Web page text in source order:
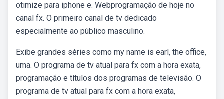
otimize para iphone e. Webprogramação de hoje no
canal fx. O primeiro canal de tv dedicado
especialmente ao público masculino.
Exibe grandes séries como my name is earl, the office,
uma. O programa de tv atual para fx com a hora exata,
programação e títulos dos programas de televisão. O
programa de tv atual para fx com a hora exata,